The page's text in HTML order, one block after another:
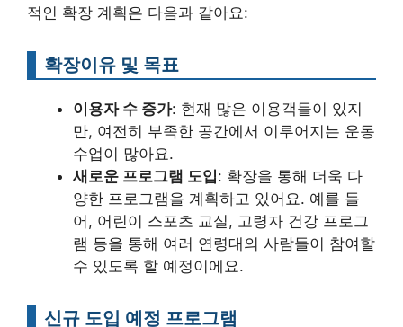
적인 확장 계획은 다음과 같아요:
확장이유 및 목표
이용자 수 증가: 현재 많은 이용객들이 있지
만, 여전히 부족한 공간에서 이루어지는 운동
수업이 많아요.
새로운 프로그램 도입: 확장을 통해 더욱 다
양한 프로그램을 계획하고 있어요. 예를 들
어, 어린이 스포츠 교실, 고령자 건강 프로그
램 등을 통해 여러 연령대의 사람들이 참여할
수 있도록 할 예정이에요.
신규 도입 예정 프로그램